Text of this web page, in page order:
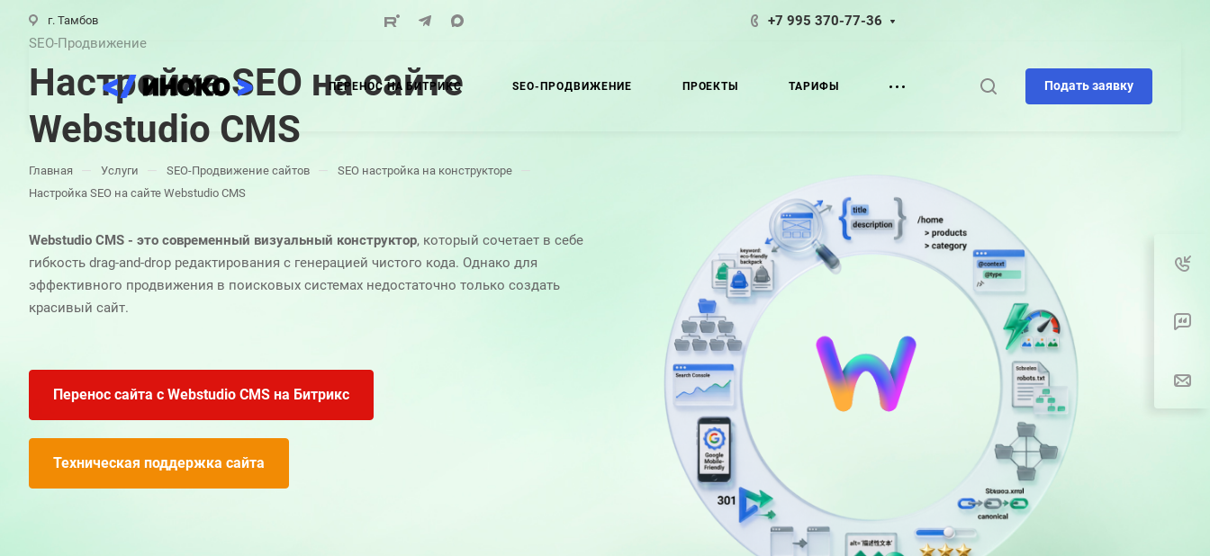
г. Тамбов +7 995 370-77-36
ПЕРЕНОС НА БИТРИКС SEO-ПРОДВИЖЕНИЕ ПРОЕКТЫ ТАРИФЫ Подать заявку
SEO-Продвижение
Настройка SEO на сайте
Webstudio CMS
Главная — Услуги — SEO-Продвижение сайтов — SEO настройка на конструкторе
Настройка SEO на сайте Webstudio CMS
Webstudio CMS - это современный визуальный конструктор, который сочетает в себе
гибкость drag-and-drop редактирования с генерацией чистого кода. Однако для
эффективного продвижения в поисковых системах недостаточно только создать
красивый сайт.
Перенос сайта с Webstudio CMS на Битрикс
Техническая поддержка сайта